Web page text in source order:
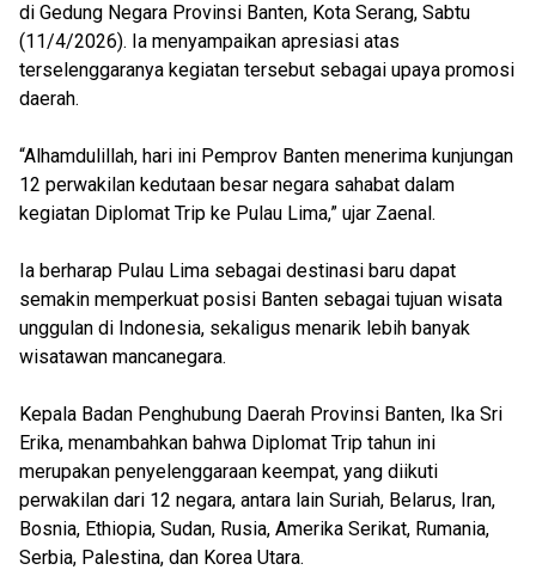
di Gedung Negara Provinsi Banten, Kota Serang, Sabtu
(11/4/2026). Ia menyampaikan apresiasi atas
terselenggaranya kegiatan tersebut sebagai upaya promosi
daerah.
“Alhamdulillah, hari ini Pemprov Banten menerima kunjungan
12 perwakilan kedutaan besar negara sahabat dalam
kegiatan Diplomat Trip ke Pulau Lima,” ujar Zaenal.
Ia berharap Pulau Lima sebagai destinasi baru dapat
semakin memperkuat posisi Banten sebagai tujuan wisata
unggulan di Indonesia, sekaligus menarik lebih banyak
wisatawan mancanegara.
Kepala Badan Penghubung Daerah Provinsi Banten, Ika Sri
Erika, menambahkan bahwa Diplomat Trip tahun ini
merupakan penyelenggaraan keempat, yang diikuti
perwakilan dari 12 negara, antara lain Suriah, Belarus, Iran,
Bosnia, Ethiopia, Sudan, Rusia, Amerika Serikat, Rumania,
Serbia, Palestina, dan Korea Utara.